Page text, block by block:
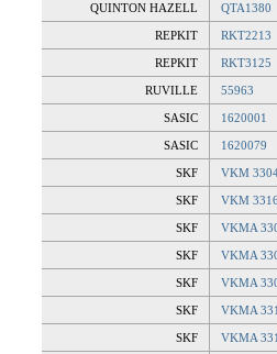
QUINTON HAZELL QTA1380
REPKIT RKT2213
REPKIT RKT3125
RUVILLE 55963
SASIC 1620001
SASIC 1620079
SKF VKM
SKF VKM
SKF VKMA
SKF VKMA
SKF VKMA
SKF VKMA
SKF VKMA